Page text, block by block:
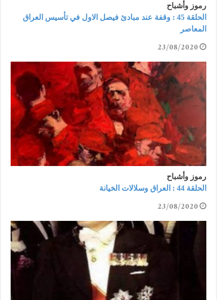
رموز وأشباح
الحلقة 45 : وقفة عند مبادئ فيصل الاول في تأسيس العراق
المعاصر
23/08/2020
رموز وأشباح
الحلقة 44 : العراق وسلالات الخيانة
23/08/2020